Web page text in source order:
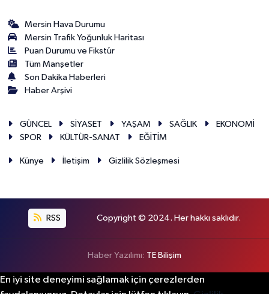
Mersin Hava Durumu
Mersin Trafik Yoğunluk Haritası
Puan Durumu ve Fikstür
Tüm Manşetler
Son Dakika Haberleri
Haber Arşivi
GÜNCEL SİYASET YAŞAM SAĞLIK
EKONOMİ
SPOR
KÜLTÜR-SANAT EĞİTİM
Künye İletişim Gizlilik Sözleşmesi
RSS Copyright © 2024. Her hakkı saklıdır.
Haber Yazılımı: TE Bilişim
En iyi site deneyimi sağlamak için çerezlerden